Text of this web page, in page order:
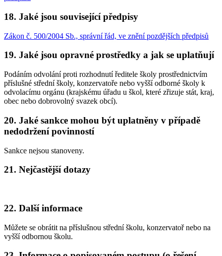
18. Jaké jsou související předpisy
Zákon č. 500/2004 Sb., správní řád, ve znění pozdějších předpisů
19. Jaké jsou opravné prostředky a jak se uplatňují
Podáním odvolání proti rozhodnutí ředitele školy prostřednictvím
příslušné střední školy, konzervatoře nebo vyšší odborné školy k
odvolacímu orgánu (krajskému úřadu u škol, které zřizuje stát, kraj,
obec nebo dobrovolný svazek obcí).
20. Jaké sankce mohou být uplatněny v případě
nedodržení povinností
Sankce nejsou stanoveny.
21. Nejčastější dotazy
22. Další informace
Můžete se obrátit na příslušnou střední školu, konzervatoř nebo na
vyšší odbornou školu.